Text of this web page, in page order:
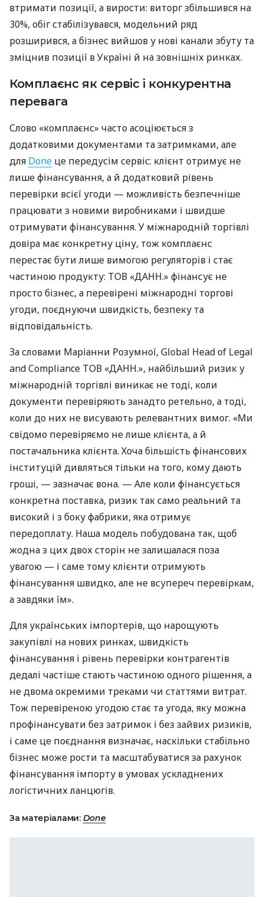
втримати позиції, а вирости: виторг збільшився на
30%, обіг стабілізувався, модельний ряд
розширився, а бізнес вийшов у нові канали збуту та
зміцнив позиції в Україні й на зовнішніх ринках.
Комплаєнс як сервіс і конкурентна
перевага
Слово «комплаєнс» часто асоціюється з
додатковими документами та затримками, але
для Done це передусім сервіс: клієнт отримує не
лише фінансування, а й додатковий рівень
перевірки всієї угоди — можливість безпечніше
працювати з новими виробниками і швидше
отримувати фінансування. У міжнародній торгівлі
довіра має конкретну ціну, тож комплаєнс
перестає бути лише вимогою регуляторів і стає
частиною продукту: ТОВ «ДАНН.» фінансує не
просто бізнес, а перевірені міжнародні торгові
угоди, поєднуючи швидкість, безпеку та
відповідальність.
За словами Маріанни Розумної, Global Head of Legal
and Compliance ТОВ «ДАНН.», найбільший ризик у
міжнародній торгівлі виникає не тоді, коли
документи перевіряють занадто ретельно, а тоді,
коли до них не висувають релевантних вимог. «Ми
свідомо перевіряємо не лише клієнта, а й
постачальника клієнта. Хоча більшість фінансових
інституцій дивляться тільки на того, кому дають
гроші, — зазначає вона. — Але коли фінансується
конкретна поставка, ризик так само реальний та
високий і з боку фабрики, яка отримує
передоплату. Наша модель побудована так, щоб
жодна з цих двох сторін не залишалася поза
увагою — і саме тому клієнти отримують
фінансування швидко, але не всупереч перевіркам,
а завдяки їм».
Для українських імпортерів, що нарощують
закупівлі на нових ринках, швидкість
фінансування і рівень перевірки контрагентів
дедалі частіше стають частиною одного рішення, а
не двома окремими треками чи статтями витрат.
Тож перевіреною угодою стає та угода, яку можна
профінансувати без затримок і без зайвих ризиків,
і саме це поєднання визначає, наскільки стабільно
бізнес може рости та масштабуватися за рахунок
фінансування імпорту в умовах ускладнених
логістичних ланцюгів.
За матеріалами: Done